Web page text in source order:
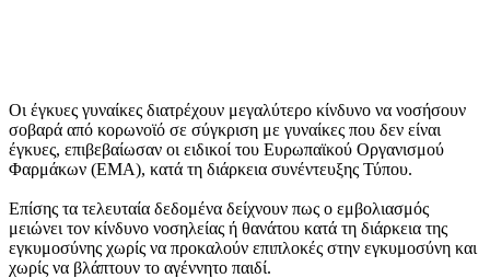
Οι έγκυες γυναίκες διατρέχουν μεγαλύτερο κίνδυνο να νοσήσουν
σοβαρά από κορωνοϊό σε σύγκριση με γυναίκες που δεν είναι
έγκυες, επιβεβαίωσαν οι ειδικοί του Ευρωπαϊκού Οργανισμού
Φαρμάκων (ΕΜΑ), κατά τη διάρκεια συνέντευξης Τύπου.
Επίσης τα τελευταία δεδομένα δείχνουν πως ο εμβολιασμός
μειώνει τον κίνδυνο νοσηλείας ή θανάτου κατά τη διάρκεια της
εγκυμοσύνης χωρίς να προκαλούν επιπλοκές στην εγκυμοσύνη και
χωρίς να βλάπτουν το αγέννητο παιδί.